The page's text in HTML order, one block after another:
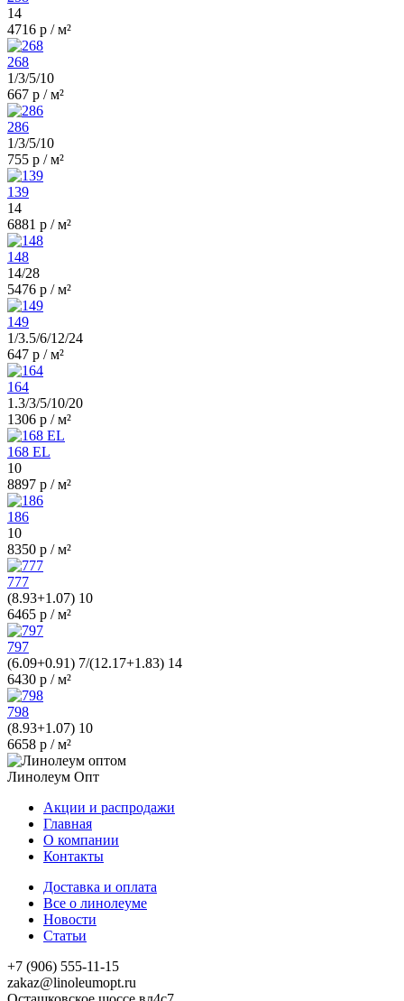
14
4716 р / м²
268
1/3/5/10
667 р / м²
286
1/3/5/10
755 р / м²
139
14
6881 р / м²
148
14/28
5476 р / м²
149
1/3.5/6/12/24
647 р / м²
164
1.3/3/5/10/20
1306 р / м²
168 EL
10
8897 р / м²
186
10
8350 р / м²
777
(8.93+1.07) 10
6465 р / м²
797
(6.09+0.91) 7/(12.17+1.83) 14
6430 р / м²
798
(8.93+1.07) 10
6658 р / м²
Линолеум Опт
Акции и распродажи
Главная
О компании
Контакты
Доставка и оплата
Все о линолеуме
Новости
Статьи
+7 (906) 555-11-15
zakaz@linoleumopt.ru